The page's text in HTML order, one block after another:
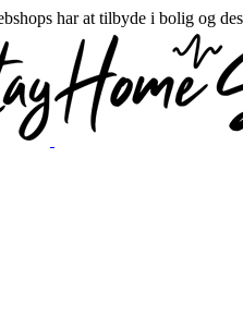
har at tilbyde i bolig og